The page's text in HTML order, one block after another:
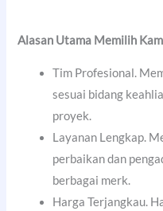
Alasan Utama Memilih
Tim Profesional.
sesuai bidang
proyek.
Layanan Lengkap.
perbaikan dan
berbagai merk.
Harga Terjangkau.